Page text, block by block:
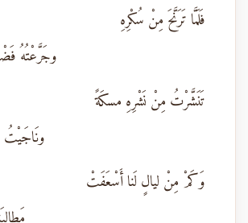
فَلَمَّا تَرَنَّحَ مِنْ سُكْرِهِ
وجَرَّعْتُهُ
تَنَشَّرْتُ مِنْ نَشْرِهِ مسكَةً
ونَاجَيْتُ
وَكَمْ مِنْ ليالٍ لَنا أَسْعَفَتْ